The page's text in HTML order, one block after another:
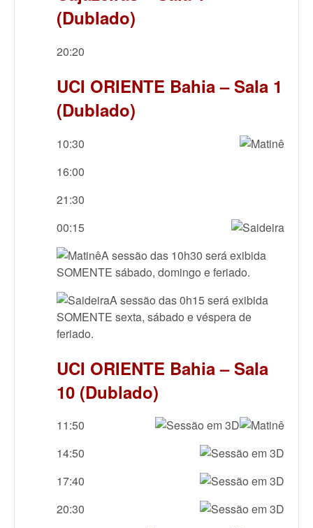
(Dublado)
20:20
UCI ORIENTE Bahia – Sala 1
(Dublado)
10:30
16:00
21:30
00:15
A sessão das 10h30 será exibida
SOMENTE sábado, domingo e feriado.
A sessão das 0h15 será exibida
SOMENTE sexta, sábado e véspera de
feriado.
UCI ORIENTE Bahia – Sala
10 (Dublado)
11:50
14:50
17:40
20:30